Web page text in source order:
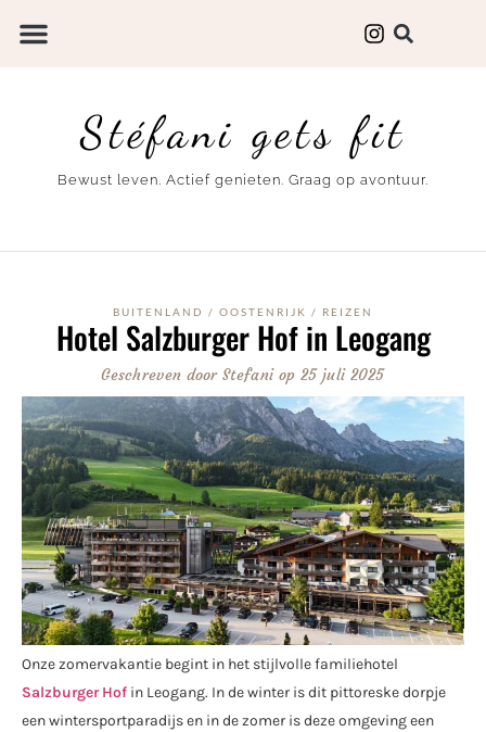
Stéfani gets fit
Bewust leven. Actief genieten. Graag op avontuur.
BUITENLAND / OOSTENRIJK / REIZEN
Hotel Salzburger Hof in Leogang
Geschreven doorStefani op 25 juli 2025
Onze zomervakantie begint in het stijlvolle familiehotel
Salzburger Hof in Leogang. In de winter is dit pittoreske dorpje
een wintersportparadijs en in de zomer is deze omgeving een